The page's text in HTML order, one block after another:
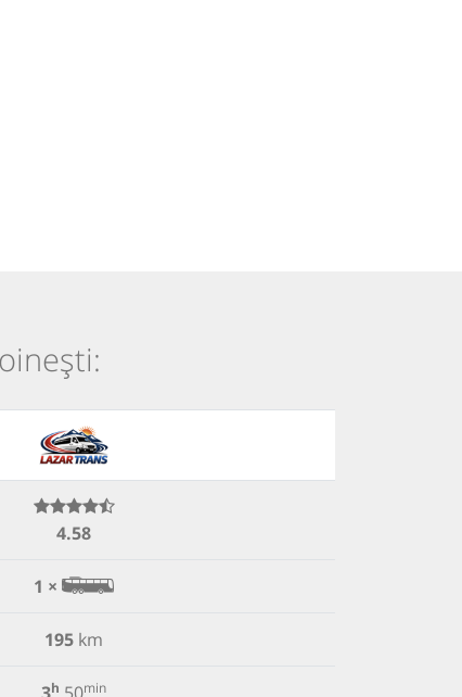
4.58
1 ×
195 km
3h 50min